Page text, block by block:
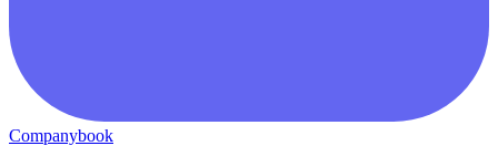
Companybook